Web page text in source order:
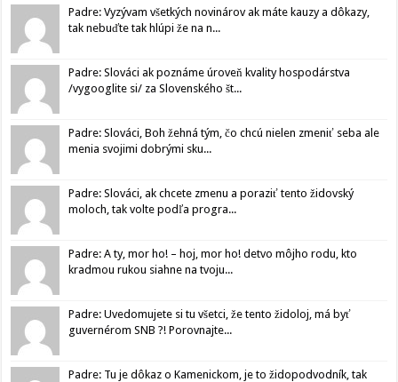
Padre: Vyzývam všetkých novinárov ak máte kauzy a dôkazy,
tak nebuďte tak hlúpi že na n...
Padre: Slováci ak poznáme úroveň kvality hospodárstva
/vygooglite si/ za Slovenského št...
Padre: Slováci, Boh žehná tým, čo chcú nielen zmeniť seba ale
menia svojimi dobrými sku...
Padre: Slováci, ak chcete zmenu a poraziť tento židovský
moloch, tak volte podľa progra...
Padre: A ty, mor ho! – hoj, mor ho! detvo môjho rodu, kto
kradmou rukou siahne na tvoju...
Padre: Uvedomujete si tu všetci, že tento židoloj, má byť
guvernérom SNB ?! Porovnajte...
Padre: Tu je dôkaz o Kamenickom, je to židopodvodník, tak